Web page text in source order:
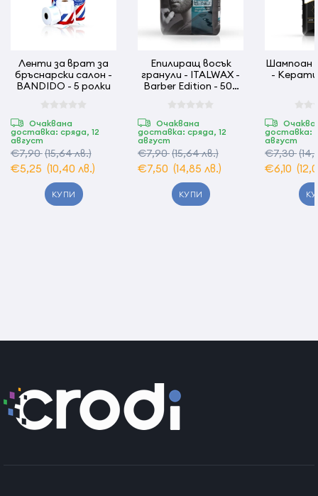
Ленти за врат за
бръснарски салон -
BANDIDO - 5 ролки
Очаквана
доставка: сряда, 12
август
€7,90(15,64 лв.)
€5,25 (10,40 лв.)
КУПИ
Епилиращ восък
гранули - ITALWAX -
Barber Edition - 500
Очаквана
доставка: сряда, 12
август
€7,90(15,64 лв.)
€7,50 (14,85 лв.)
КУПИ
Шампоан
-
доставка:
август
€7,30
€6,10